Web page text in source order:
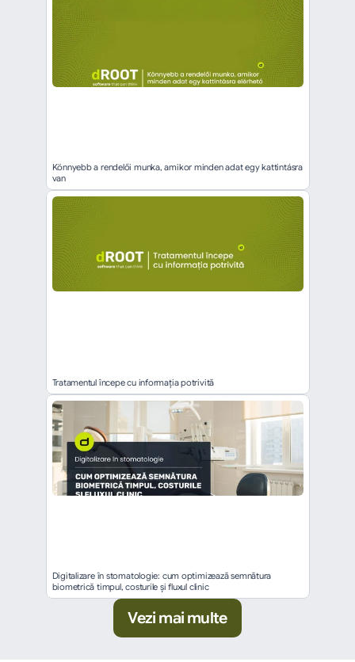
Könnyebb a rendelői munka, amikor minden adat egy kattintásra
van
Tratamentul începe cu informația potrivită
Digitalizare în stomatologie: cum optimizează semnătura
biometrică timpul, costurile și fluxul clinic
Vezi mai multe